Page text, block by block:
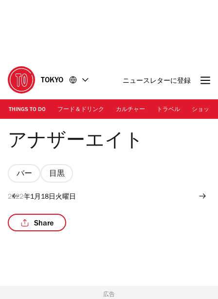
に
移
動
移
動
TOKYO ニュースレターに登録
THINGS TO DO フード＆ドリンク カルチャー トラベル ショッピ
Photo：アナザーエイト
アナザーエイト
バー 目黒
2022年1月18日火曜日
Share
広告